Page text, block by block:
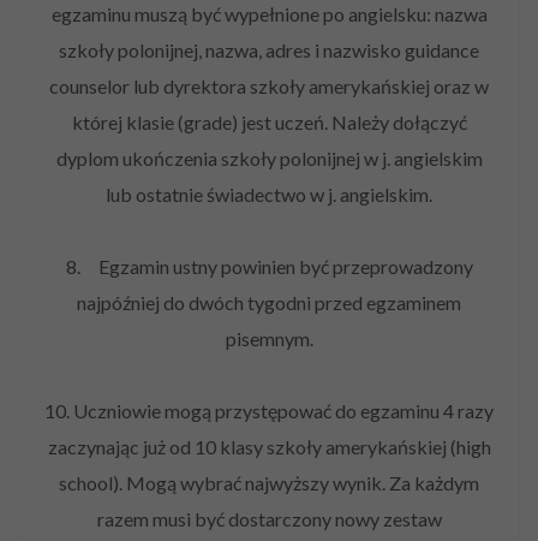
egzaminu muszą być wypełnione po angielsku: nazwa
szkoły polonijnej, nazwa, adres i nazwisko guidance
counselor lub dyrektora szkoły amerykańskiej oraz w
której klasie (grade) jest uczeń. Należy dołączyć
dyplom ukończenia szkoły polonijnej w j. angielskim
lub ostatnie świadectwo w j. angielskim.
8. Egzamin ustny powinien być przeprowadzony
najpóźniej do dwóch tygodni przed egzaminem
pisemnym.
10. Uczniowie mogą przystępować do egzaminu 4 razy
zaczynając już od 10 klasy szkoły amerykańskiej (high
school). Mogą wybrać najwyższy wynik. Za każdym
razem musi być dostarczony nowy zestaw